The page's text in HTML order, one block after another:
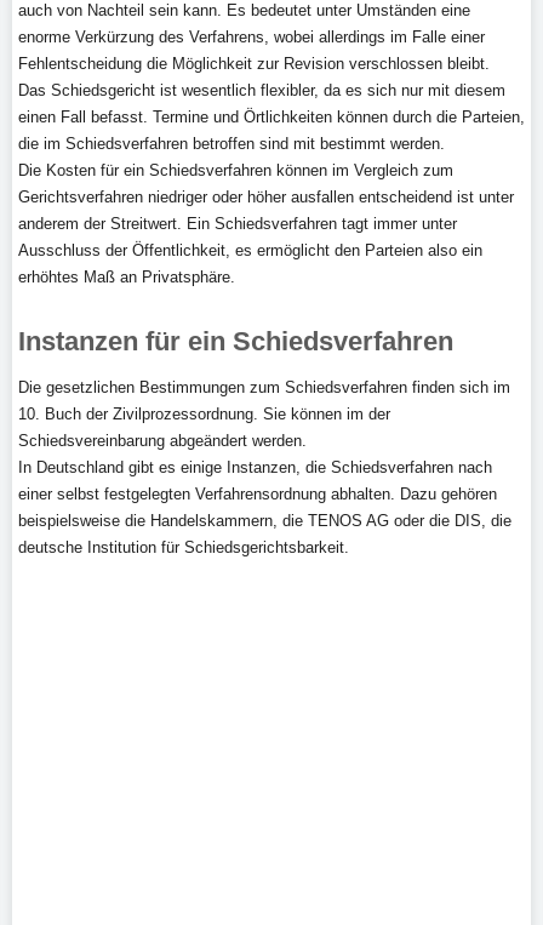
auch von Nachteil sein kann. Es bedeutet unter Umständen eine
enorme Verkürzung des Verfahrens, wobei allerdings im Falle einer
Fehlentscheidung die Möglichkeit zur Revision verschlossen bleibt.
Das Schiedsgericht ist wesentlich flexibler, da es sich nur mit diesem
einen Fall befasst. Termine und Örtlichkeiten können durch die Parteien,
die im Schiedsverfahren betroffen sind mit bestimmt werden.
Die Kosten für ein Schiedsverfahren können im Vergleich zum
Gerichtsverfahren niedriger oder höher ausfallen entscheidend ist unter
anderem der Streitwert. Ein Schiedsverfahren tagt immer unter
Ausschluss der Öffentlichkeit, es ermöglicht den Parteien also ein
erhöhtes Maß an Privatsphäre.
Instanzen für ein Schiedsverfahren
Die gesetzlichen Bestimmungen zum Schiedsverfahren finden sich im
10. Buch der Zivilprozessordnung. Sie können im der
Schiedsvereinbarung abgeändert werden.
In Deutschland gibt es einige Instanzen, die Schiedsverfahren nach
einer selbst festgelegten Verfahrensordnung abhalten. Dazu gehören
beispielsweise die Handelskammern, die TENOS AG oder die DIS, die
deutsche Institution für Schiedsgerichtsbarkeit.